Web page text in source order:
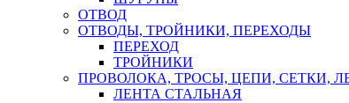
ОТВОД
ОТВОДЫ, ТРОЙНИКИ, ПЕРЕХОДЫ
ПЕРЕХОД
ТРОЙНИКИ
ПРОВОЛОКА, ТРОСЫ, ЦЕПИ, СЕТКИ,
ЛЕНТА СТАЛЬНАЯ